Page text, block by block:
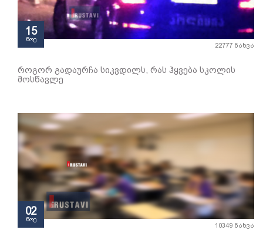
15
ნოე
22777 ნახვა
როგორ გადაურჩა სიკვდილს, რას ჰყვება სკოლის
მოსწავლე
02
ნოე
10349 ნახვა